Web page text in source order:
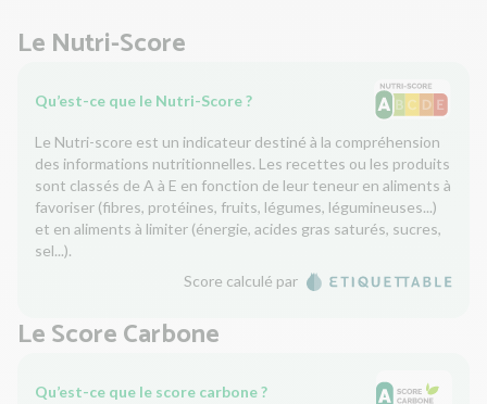
Le Nutri-Score
Qu’est-ce que le Nutri-Score ?
Le Nutri-score est un indicateur destiné à la compréhension
des informations nutritionnelles. Les recettes ou les produits
sont classés de A à E en fonction de leur teneur en aliments à
favoriser (fibres, protéines, fruits, légumes, légumineuses...)
et en aliments à limiter (énergie, acides gras saturés, sucres,
sel...).
Score calculé par
Le Score Carbone
Qu’est-ce que le score carbone ?